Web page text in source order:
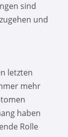
sind
und
letzten
mehr
haben
Rolle